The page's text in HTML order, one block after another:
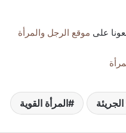
على موقع الرجل والمرأة
المرأة القوية